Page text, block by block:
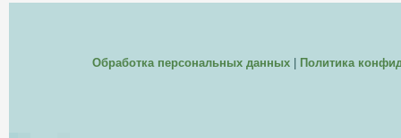
Обработка персональных данных| Политика